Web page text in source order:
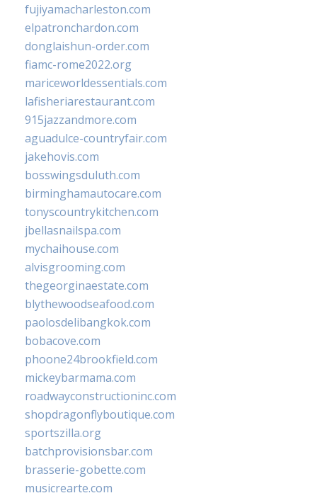
fujiyamacharleston.com
elpatronchardon.com
donglaishun-order.com
fiamc-rome2022.org
mariceworldessentials.com
lafisheriarestaurant.com
915jazzandmore.com
aguadulce-countryfair.com
jakehovis.com
bosswingsduluth.com
birminghamautocare.com
tonyscountrykitchen.com
jbellasnailspa.com
mychaihouse.com
alvisgrooming.com
thegeorginaestate.com
blythewoodseafood.com
paolosdelibangkok.com
bobacove.com
phoone24brookfield.com
mickeybarmama.com
roadwayconstructioninc.com
shopdragonflyboutique.com
sportszilla.org
batchprovisionsbar.com
brasserie-gobette.com
musicrearte.com